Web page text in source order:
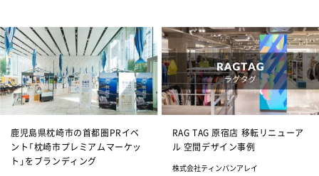
鹿児島県枕崎市の首都圏PRイベ
ント「枕崎市プレミアムマーケッ
ト」をブランディング
RAG TAG 原宿店 移転リニューア
ル 空間デザイン事例
株式会社ティンパンアレイ